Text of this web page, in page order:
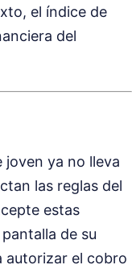
el índice de
del
joven ya no lleva
las reglas del
estas
de su
autorizar el cobro